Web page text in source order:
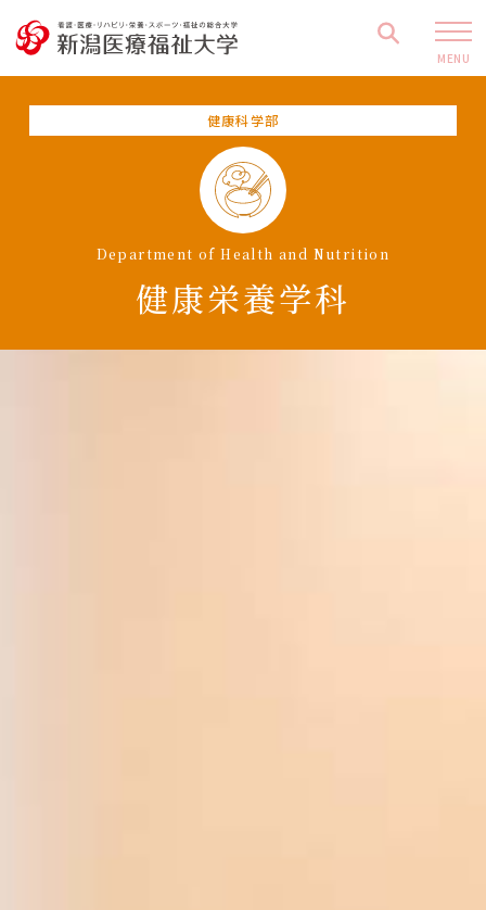
MENU
健康科学部
Department of Health and Nutrition
健康栄養学科